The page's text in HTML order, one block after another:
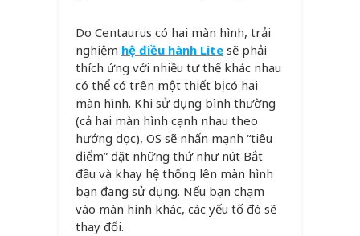
Do Centaurus có hai màn hình, trải
nghiệm hệ điều hành Lite sẽ phải
thích ứng với nhiều tư thế khác nhau
có thể có trên một thiết bị có hai
màn hình. Khi sử dụng bình thường
(cả hai màn hình cạnh nhau theo
hướng dọc), OS sẽ nhấn mạnh “tiêu
điểm” đặt những thứ như nút Bắt
đầu và khay hệ thống lên màn hình
bạn đang sử dụng. Nếu bạn chạm
vào màn hình khác, các yếu tố đó sẽ
thay đổi.